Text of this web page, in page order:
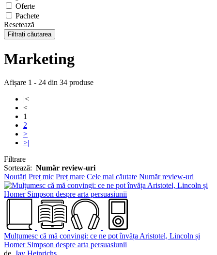
Oferte
Pachete
Resetează
Filtrați căutarea
Marketing
Afișare 1 - 24 din 34 produse
|<
<
1
2
>
>|
Filtrare
Sortează: Număr review-uri
Noutăți Preț mic Preț mare Cele mai căutate Număr review-uri
Mulțumesc că mă convingi: ce ne pot învăța Aristotel, Lincoln și
Homer Simpson despre arta persuasiunii